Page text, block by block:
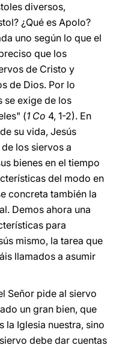
diversos,
¿Qué es Apolo?
uno según lo que el
que los
de Cristo y
de Dios. Por lo
se exige de los
(1 Co 4, 1-2). En
su vida, Jesús
los siervos a
bienes en el tiempo
del modo en
concreta también la
Demos ahora una
para
mismo, la tarea que
llamados a asumir
Señor pide al siervo
un gran bien, que
la Iglesia nuestra, sino
debe dar cuentas